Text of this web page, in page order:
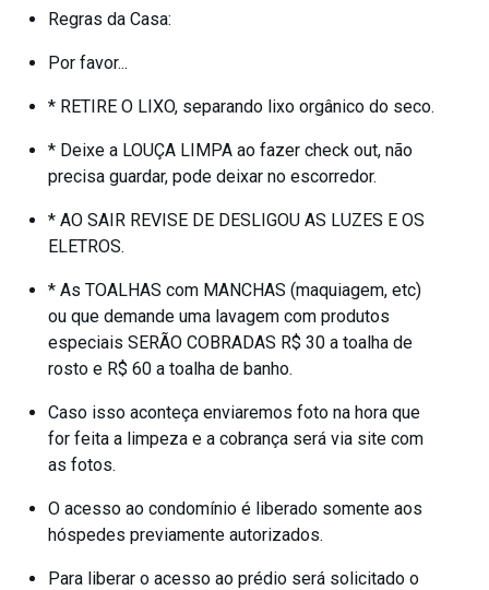
Regras da Casa:
Por favor...
* RETIRE O LIXO, separando lixo orgânico do seco.
* Deixe a LOUÇA LIMPA ao fazer check out, não
precisa guardar, pode deixar no escorredor.
* AO SAIR REVISE DE DESLIGOU AS LUZES E OS
ELETROS.
* As TOALHAS com MANCHAS (maquiagem, etc)
ou que demande uma lavagem com produtos
especiais SERÃO COBRADAS R$ 30 a toalha de
rosto e R$ 60 a toalha de banho.
Caso isso aconteça enviaremos foto na hora que
for feita a limpeza e a cobrança será via site com
as fotos.
O acesso ao condomínio é liberado somente aos
hóspedes previamente autorizados.
Para liberar o acesso ao prédio será solicitado o